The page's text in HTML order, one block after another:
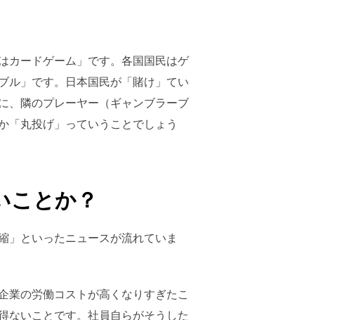
カードゲーム」です。各国国民はゲ
ル」です。日本国民が「賭け」てい
、隣のプレーヤー（ギャンブラーブ
「丸投げ」っていうことでしょう
ことか？
」といったニュースが流れていま
業の労働コストが高くなりすぎたこ
ないことです。社員自らがそうした